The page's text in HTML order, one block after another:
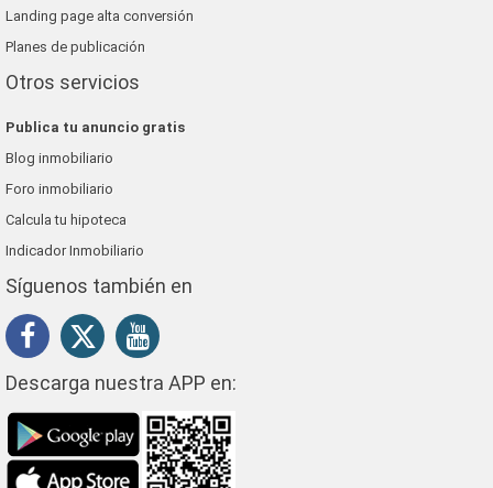
Landing page alta conversión
Planes de publicación
Otros servicios
Publica tu anuncio gratis
Blog inmobiliario
Foro inmobiliario
Calcula tu hipoteca
Indicador Inmobiliario
Síguenos también en
Descarga nuestra APP en: